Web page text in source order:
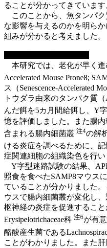
ることが分かってきています
このことから、魚タンパク
な影響を与えるのかを明ら
組みが分かると考えました。
本研究では、老化が早く進
Accelerated Mouse Prone8;
ス（Senescence-Accelerated
トウダラ由来のタンパク質（
んだ餌を5カ月間給餌し、Y
憶を評価しました。また腸
含まれる腸内細菌叢 注4の解
ける炎症を調べるために、
症関連細胞の組織染色を行い
Y字型迷路試験の結果、
照食を食べたSAMP8マウス
ていることが分かりました
ウスで腸内細菌叢が変化し
枢神経の炎症を促進するこ
Erysipelotrichaceae科 注6が有
酪酸産生菌である
ことがわかりました。また